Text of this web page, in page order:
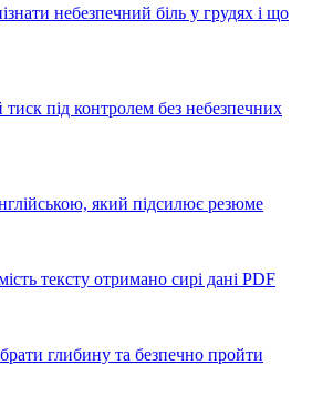
небезпечний біль у грудях і що
під контролем без небезпечних
який підсилює резюме
тексту отримано сирі дані PDF
глибину та безпечно пройти